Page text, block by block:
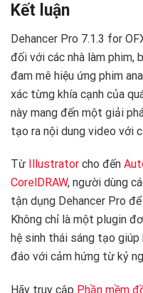
Kết luận
Dehancer Pro 7.1.3 for
đối với các nhà làm phim,
đam mê hiệu ứng phim
xác từng khía cạnh của
này mang đến một giải
tạo ra nội dung video với
Từ Illustrator cho đến
CorelDRAW, người dùng
tận dụng Dehancer Pro
Không chỉ là một plugin
hệ sinh thái sáng tạo
đáo với cảm hứng từ kỷ
Hãy truy cập Phần mềm